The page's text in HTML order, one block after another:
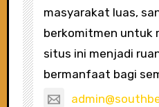
masyarakat luas,
berkomitmen untuk
situs ini menjadi
bermanfaat bagi